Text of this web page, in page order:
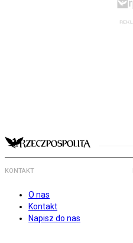
KONTAKT
O nas
Kontakt
Napisz do nas